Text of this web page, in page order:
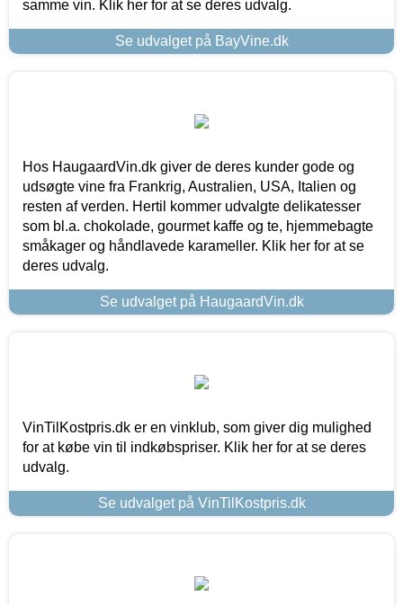
samme vin. Klik her for at se deres udvalg.
Se udvalget på BayVine.dk
Hos HaugaardVin.dk giver de deres kunder gode og
udsøgte vine fra Frankrig, Australien, USA, Italien og
resten af verden. Hertil kommer udvalgte delikatesser
som bl.a. chokolade, gourmet kaffe og te, hjemmebagte
småkager og håndlavede karameller. Klik her for at se
deres udvalg.
Se udvalget på HaugaardVin.dk
VinTilKostpris.dk er en vinklub, som giver dig mulighed
for at købe vin til indkøbspriser. Klik her for at se deres
udvalg.
Se udvalget på VinTilKostpris.dk